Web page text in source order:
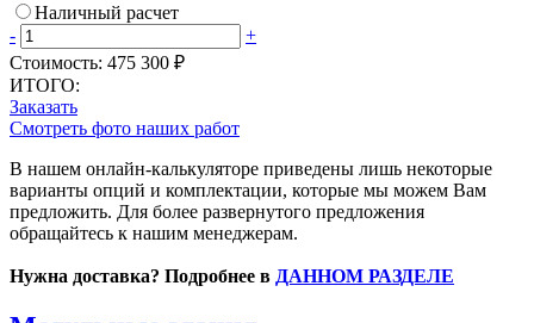
Наличный расчет
-
+
Стоимость: 475 300 ₽
ИТОГО:
Заказать
Смотреть фото наших работ
В нашем онлайн-калькуляторе приведены лишь некоторые
варианты опций и комплектации, которые мы можем Вам
предложить. Для более развернутого предложения
обращайтесь к нашим менеджерам.
Нужна доставка? Подробнее в ДАННОМ РАЗДЕЛЕ